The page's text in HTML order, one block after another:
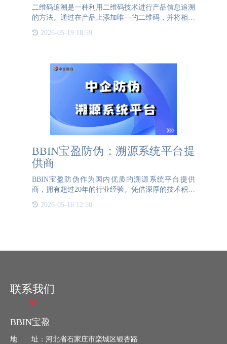
二维码追溯是一种利用二维码技术进行产品信息追溯
的方法。通过在产品上添加唯一的二维码，并将相关
的产品信息与该二维码进行关联，消费者和企业可以
通过扫描二维码来获取产品的详细信息。二维码追溯
2026-05-19 18:59
BBIN宝盈防伪：溯源系统平台提
供商
BBIN宝盈防伪作为国内优质的溯源系统平台提供
商，拥有超过20年的行业经验。凭借深厚的技术积累
业的优选合作伙伴。BBIN宝盈防伪的溯源系统平台
2026-05-16 12:50
联系我们
BBIN宝盈
地 址：河北省石家庄市栾城区银杏路